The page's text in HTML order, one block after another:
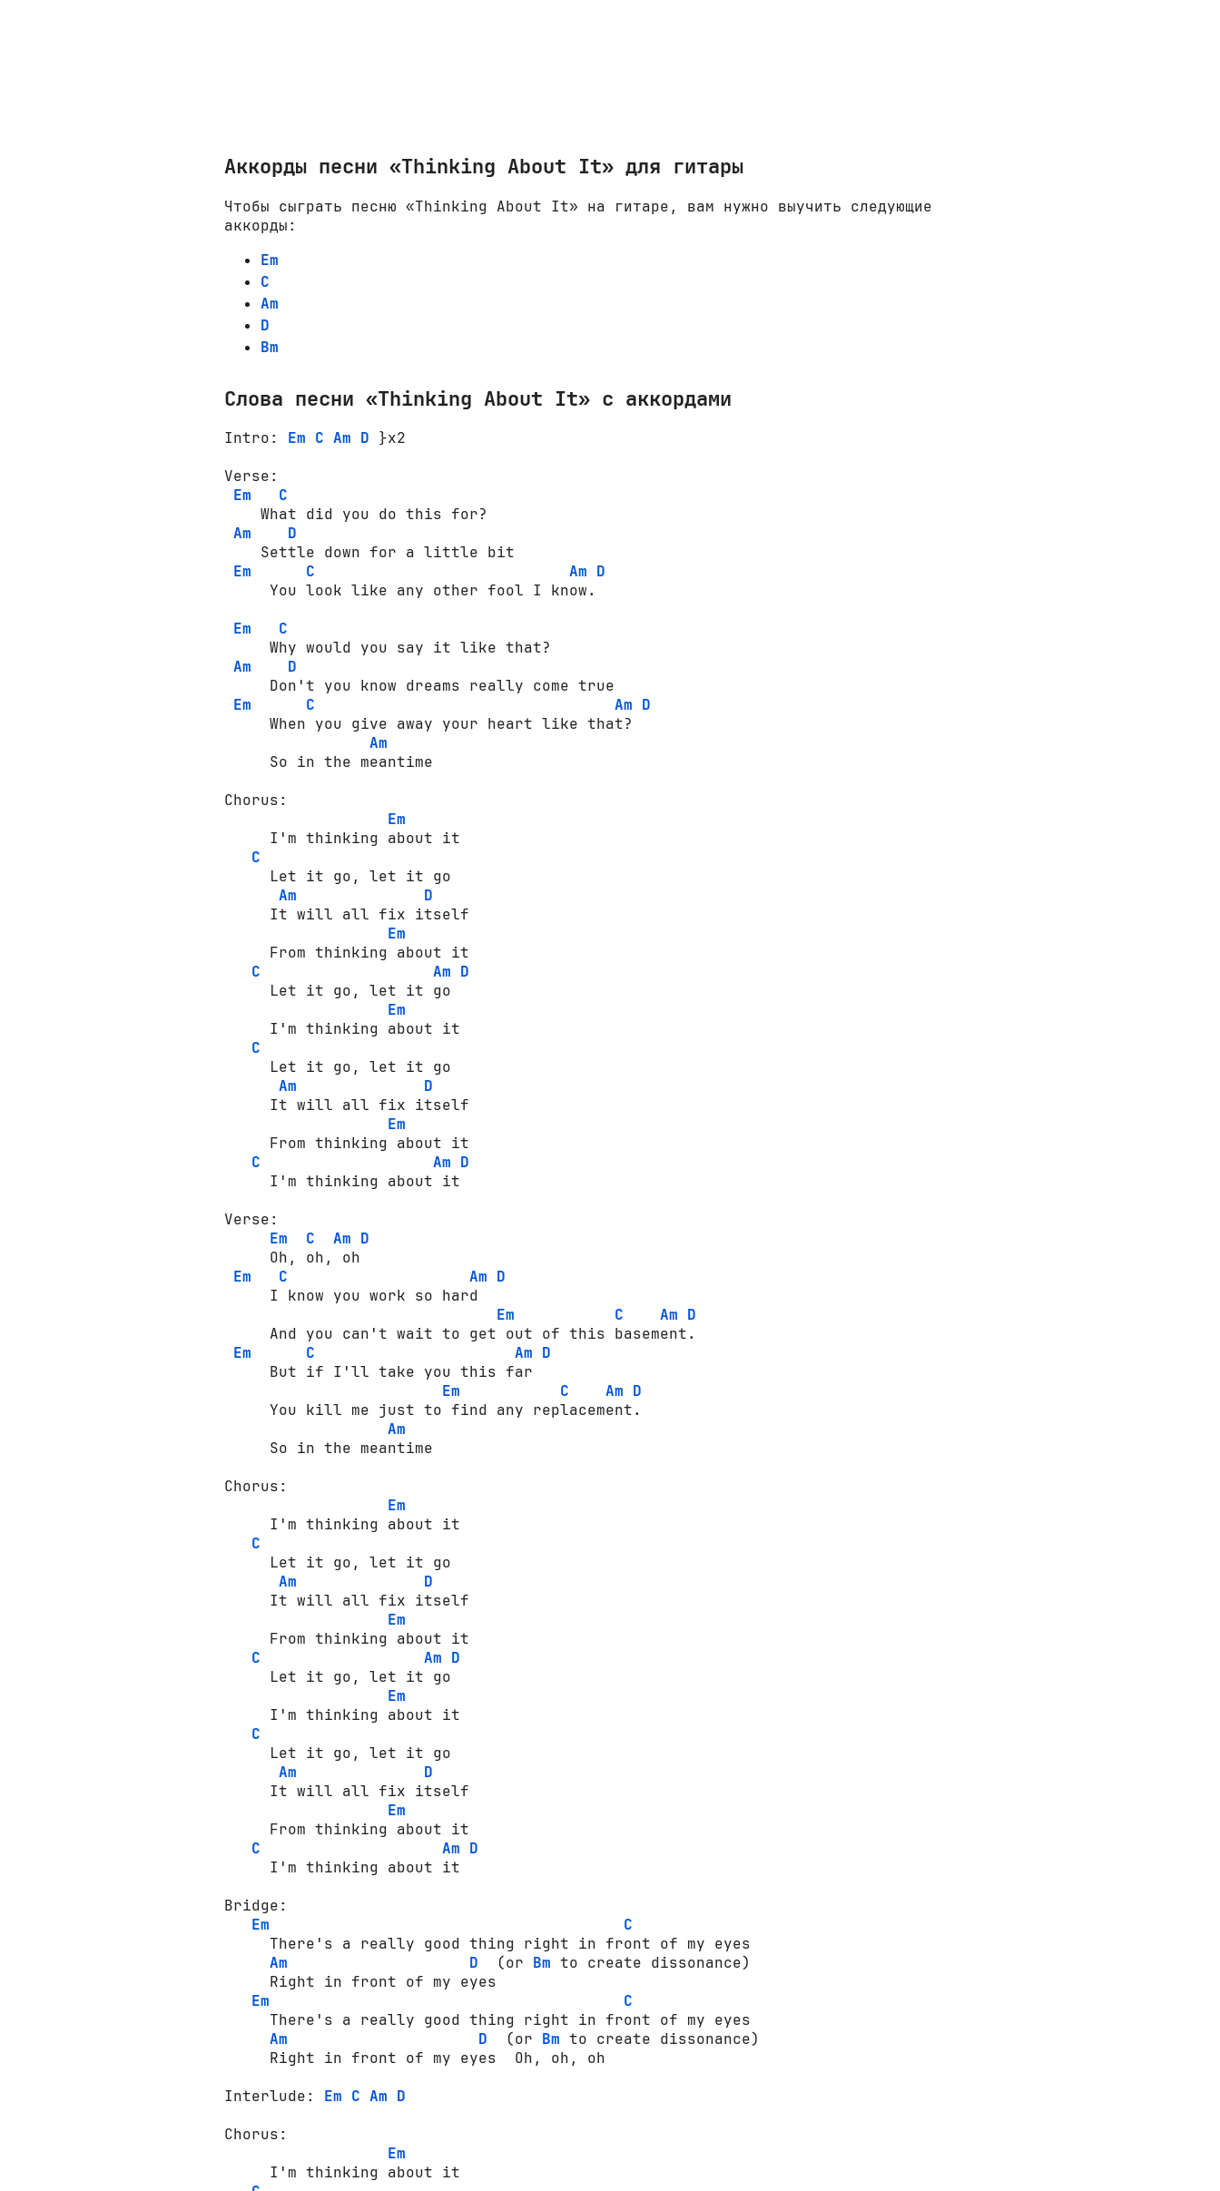
Аккорды песни «Thinking About It» для гитары
Чтобы сыграть песню «Thinking About It» на гитаре, вам нужно выучить следующие
аккорды:
Em
C
Am
D
Bm
Слова песни «Thinking About It» с аккордами
Intro: Em C Am D }x2
Verse:
Em
C
    What did you do this for?
Am
D
    Settle down for a little bit
Em
C Am D
     You look like any other fool I know.
Em
C
     Why would you say it like that?
Am
D
     Don't you know dreams really come true
Em
C Am D
     When you give away your heart like that?
Am
     So in the meantime
Chorus:
Em
     I'm thinking about it
C
     Let it go, let it go
Am
D
     It will all fix itself
Em
     From thinking about it
C
Am D
     Let it go, let it go
Em
     I'm thinking about it
C
     Let it go, let it go
Am
D
     It will all fix itself
Em
     From thinking about it
C
Am D
     I'm thinking about it
Verse:
Em
C Am D
     Oh, oh, oh
Em
C Am D
     I know you work so hard
Em
C Am D
     And you can't wait to get out of this basement.
Em
C Am D
     But if I'll take you this far
Em
C Am D
     You kill me just to find any replacement.
Am
     So in the meantime
Chorus:
Em
     I'm thinking about it
C
     Let it go, let it go
Am
D
     It will all fix itself
Em
     From thinking about it
C
Am D
     Let it go, let it go
Em
     I'm thinking about it
C
     Let it go, let it go
Am
D
     It will all fix itself
Em
     From thinking about it
C
Am D
     I'm thinking about it
Bridge:
Em
C
     There's a really good thing right in front of my eyes
Am
D
  (or
Bm to create dissonance)
     Right in front of my eyes
Em
C
     There's a really good thing right in front of my eyes
Am
D
  (or
Bm to create dissonance)
     Right in front of my eyes  Oh, oh, oh
Interlude: Em C Am D
Chorus:
Em
     I'm thinking about it